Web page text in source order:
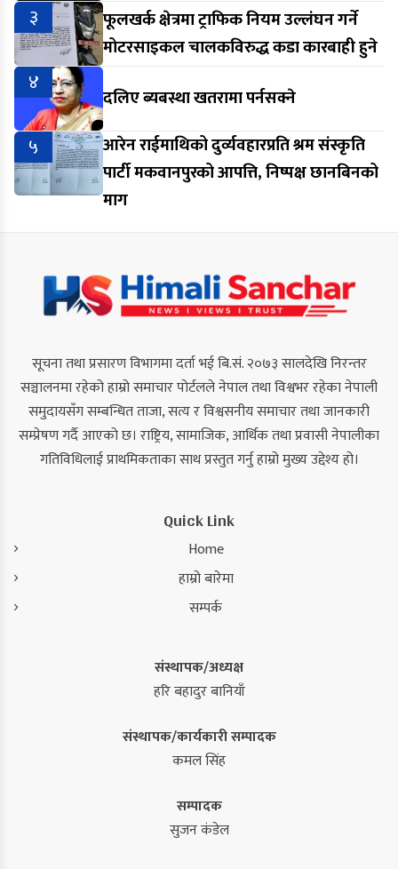
३
फूलखर्क क्षेत्रमा ट्राफिक नियम उल्लंघन गर्ने
मोटरसाइकल चालकविरुद्ध कडा कारबाही हुने
४
दलिए ब्यबस्था खतरामा पर्नसक्ने
५
आरेन राईमाथिको दुर्व्यवहारप्रति श्रम संस्कृति
पार्टी मकवानपुरको आपत्ति, निष्पक्ष छानबिनको
माग
सूचना तथा प्रसारण विभागमा दर्ता भई बि.सं. २०७३ सालदेखि निरन्तर
सञ्चालनमा रहेको हाम्रो समाचार पोर्टलले नेपाल तथा विश्वभर रहेका नेपाली
समुदायसँग सम्बन्धित ताजा, सत्य र विश्वसनीय समाचार तथा जानकारी
सम्प्रेषण गर्दै आएको छ। राष्ट्रिय, सामाजिक, आर्थिक तथा प्रवासी नेपालीका
गतिविधिलाई प्राथमिकताका साथ प्रस्तुत गर्नु हाम्रो मुख्य उद्देश्य हो।
Quick Link
Home
हाम्रो बारेमा
सम्पर्क
संस्थापक/अध्यक्ष
हरि बहादुर बानियाँ
संस्थापक/कार्यकारी सम्पादक
कमल सिंह
सम्पादक
सुजन कंडेल